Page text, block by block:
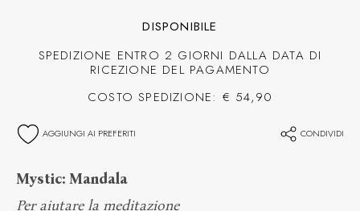
DISPONIBILE
SPEDIZIONE ENTRO 2 GIORNI DALLA DATA DI
RICEZIONE DEL PAGAMENTO
COSTO SPEDIZIONE: € 54,90
AGGIUNGI AI PREFERITI CONDIVIDI
Mystic: Mandala
Per aiutare la meditazione